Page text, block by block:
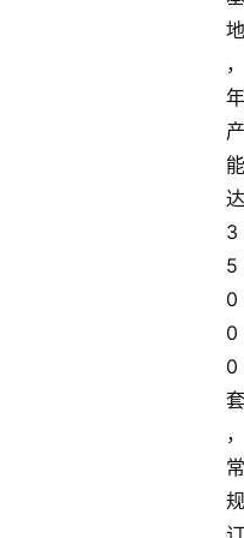
地
，
年
产
能
达
3
5
0
0
0
套
，
常
规